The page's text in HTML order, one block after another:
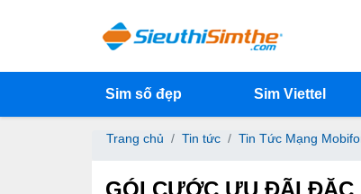
Sim số đẹp Sim Viettel
Trang chủ Tin tức Tin Tức Mạng
GÓI CƯỚC ƯU ĐÃI ĐẶC